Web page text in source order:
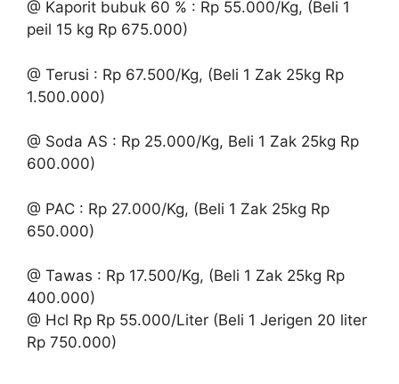
@ Kaporit bubuk 60 % : Rp 55.000/Kg, (Beli 1
peil 15 kg Rp 675.000)
@ Terusi : Rp 67.500/Kg, (Beli 1 Zak 25kg Rp
1.500.000)
@ Soda AS : Rp 25.000/Kg, Beli 1 Zak 25kg Rp
600.000)
@ PAC : Rp 27.000/Kg, (Beli 1 Zak 25kg Rp
650.000)
@ Tawas : Rp 17.500/Kg, (Beli 1 Zak 25kg Rp
400.000)
@ Hcl Rp Rp 55.000/Liter (Beli 1 Jerigen 20 liter
Rp 750.000)